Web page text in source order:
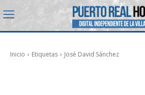
Inicio Etiquetas José David Sánchez